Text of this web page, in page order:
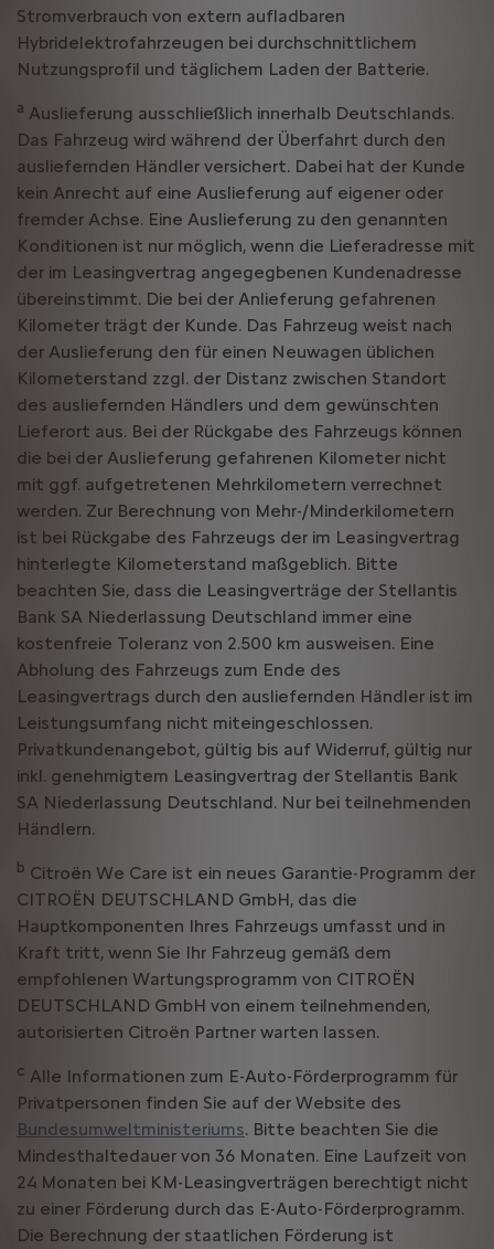
Stromverbrauch von extern aufladbaren
Hybridelektrofahrzeugen bei durchschnittlichem
Nutzungsprofil und täglichem Laden der Batterie.
a Auslieferung ausschließlich innerhalb Deutschlands.
Das Fahrzeug wird während der Überfahrt durch den
ausliefernden Händler versichert. Dabei hat der Kunde
kein Anrecht auf eine Auslieferung auf eigener oder
fremder Achse. Eine Auslieferung zu den genannten
Konditionen ist nur möglich, wenn die Lieferadresse mit
der im Leasingvertrag angegegbenen Kundenadresse
übereinstimmt. Die bei der Anlieferung gefahrenen
Kilometer trägt der Kunde. Das Fahrzeug weist nach
der Auslieferung den für einen Neuwagen üblichen
Kilometerstand zzgl. der Distanz zwischen Standort
des ausliefernden Händlers und dem gewünschten
Lieferort aus. Bei der Rückgabe des Fahrzeugs können
die bei der Auslieferung gefahrenen Kilometer nicht
mit ggf. aufgetretenen Mehrkilometern verrechnet
werden. Zur Berechnung von Mehr-/Minderkilometern
ist bei Rückgabe des Fahrzeugs der im Leasingvertrag
hinterlegte Kilometerstand maßgeblich. Bitte
beachten Sie, dass die Leasingverträge der Stellantis
Bank SA Niederlassung Deutschland immer eine
kostenfreie Toleranz von 2.500 km ausweisen. Eine
Abholung des Fahrzeugs zum Ende des
Leasingvertrags durch den ausliefernden Händler ist im
Leistungsumfang nicht miteingeschlossen.
Privatkundenangebot, gültig bis auf Widerruf, gültig nur
inkl. genehmigtem Leasingvertrag der Stellantis Bank
SA Niederlassung Deutschland. Nur bei teilnehmenden
Händlern.
b Citroën We Care ist ein neues Garantie-Programm der
CITROËN DEUTSCHLAND GmbH, das die
Hauptkomponenten Ihres Fahrzeugs umfasst und in
Kraft tritt, wenn Sie Ihr Fahrzeug gemäß dem
empfohlenen Wartungsprogramm von CITROËN
DEUTSCHLAND GmbH von einem teilnehmenden,
autorisierten Citroën Partner warten lassen.
c Alle Informationen zum E-Auto-Förderprogramm für
Privatpersonen finden Sie auf der Website des
Bundesumweltministeriums. Bitte beachten Sie die
Mindesthaltedauer von 36 Monaten. Eine Laufzeit von
24 Monaten bei KM-Leasingverträgen berechtigt nicht
zu einer Förderung durch das E-Auto-Förderprogramm.
Die Berechnung der staatlichen Förderung ist